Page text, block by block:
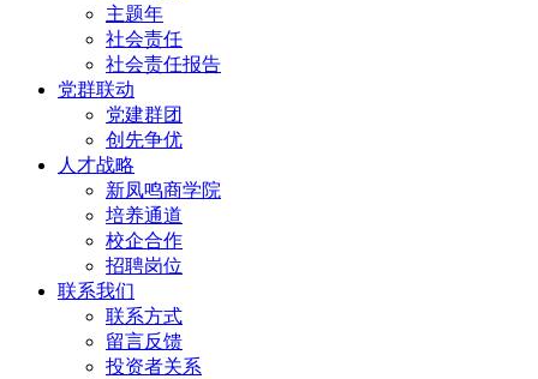
主题年
社会责任
社会责任报告
党群联动
党建群团
创先争优
人才战略
新凤鸣商学院
培养通道
校企合作
招聘岗位
联系我们
联系方式
留言反馈
投资者关系